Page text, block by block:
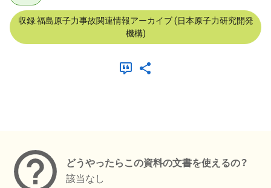
収録:福島原子力事故関連情報アーカイブ (日本原子力研究開発
機構)
どうやったらこの資料の文書を使えるの？
該当なし